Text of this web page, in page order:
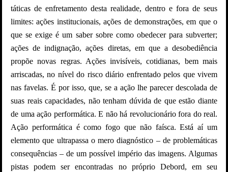
táticas de enfretamento desta realidade, dentro e fora de seus
limites: ações institucionais, ações de demonstrações, em que o
que se exige é um saber sobre como obedecer para subverter;
ações de indignação, ações diretas, em que a desobediência
propõe novas regras. Ações invisíveis, cotidianas, bem mais
arriscadas, no nível do risco diário enfrentado pelos que vivem
nas favelas. É por isso, que, se a ação lhe parecer descolada de
suas reais capacidades, não tenham dúvida de que estão diante
de uma ação performática. E não há revolucionário fora do real.
Ação performática é como fogo que não faísca. Está aí um
elemento que ultrapassa o mero diagnóstico – de problemáticas
consequências – de um possível império das imagens. Algumas
pistas podem ser encontradas no próprio Debord, em seu